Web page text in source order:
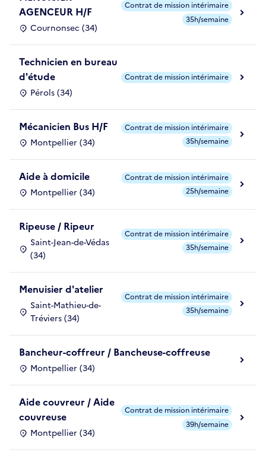
AGENCEUR H/F
Cournonsec (34)
Contrat de mission intérimaire
35h/semaine
Technicien en bureau
d'étude
Pérols (34)
Contrat de mission intérimaire
Mécanicien Bus H/F
Montpellier (34)
Contrat de mission intérimaire
35h/semaine
Aide à domicile
Montpellier (34)
Contrat de mission intérimaire
25h/semaine
Ripeuse / Ripeur
Saint-Jean-de-Védas
(34)
Contrat de mission intérimaire
35h/semaine
Menuisier d'atelier
Saint-Mathieu-de-
Tréviers (34)
Contrat de mission intérimaire
35h/semaine
Bancheur-coffreur / Bancheuse-coffreuse
Montpellier (34)
Aide couvreur / Aide
couvreuse
Montpellier (34)
Contrat de mission intérimaire
39h/semaine